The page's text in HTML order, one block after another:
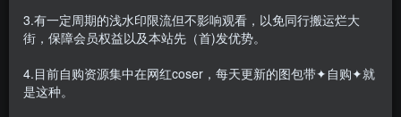
003[FEILIN嗲囡囡] 2015.10.30 VN.009 SiByl李思
宁[1V209M]
宁
005[FEILIN嗲囡囡] 2015.12.16 Vol.019 SiByl李思
3.有一定周期的浅水印限流但不影响观看，以免同行搬运烂大
街，保障会员权益以及本站先（首)发优势。
4.目前自购资源集中在网红coser，每天更新的图包带✦自购✦就
是这种。